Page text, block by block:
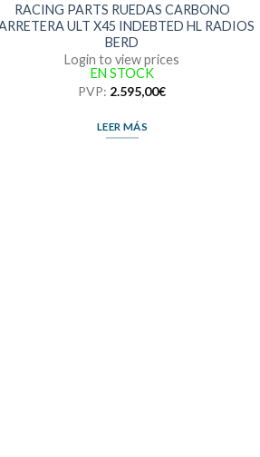
RACING PARTS RUEDAS CARBONO
ULT X45 INDEBTED HL RADIOS
BERD
Login to view prices
EN STOCK
PVP: 2.595,00€
LEER MÁS